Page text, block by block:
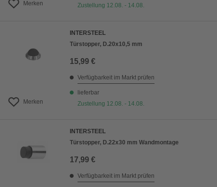
Merken
Zustellung 12.08. - 14.08.
Merken
INTERSTEEL
Türstopper, D.20x10,5 mm
15,99 €
Verfügbarkeit im Markt prüfen
lieferbar
Zustellung 12.08. - 14.08.
INTERSTEEL
Türstopper, D.22x30 mm Wandmontage
17,99 €
Verfügbarkeit im Markt prüfen